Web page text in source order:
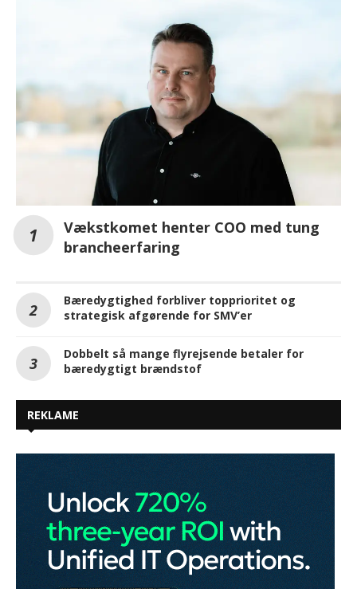
Vækstkomet henter COO med tung
brancheerfaring
Bæredygtighed forbliver topprioritet og
strategisk afgørende for SMV’er
Dobbelt så mange flyrejsende betaler for
bæredygtigt brændstof
REKLAME